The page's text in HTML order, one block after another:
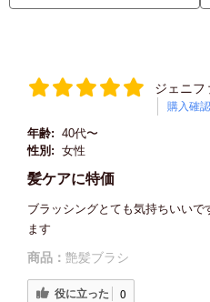
ジェニフ
購入確
年齢: 40代〜
性別: 女性
髪ケアに特価
ブラッシングとても気持ちいい
ます
商品： 艶髪ブラシ
役に立った 0